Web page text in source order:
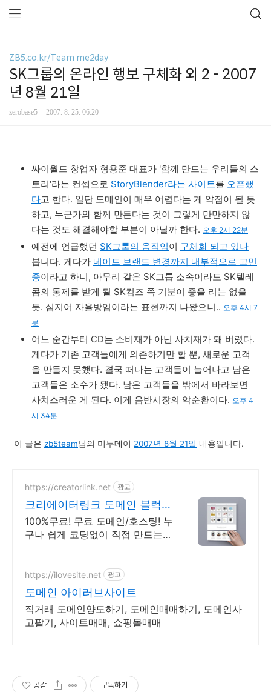
ZB5.co.kr/Team me2day
SK그룹의 온라인 행보 구체화 외 2 - 2007
년 8월 21일
zerobase5 2007. 8. 25. 06:20
싸이월드 창업자 형용준 대표가 '함께 만드는 우리들의 스
토리'라는 컨셉으로 StoryBlender라는 사이트를 오픈했
다고 한다. 일단 도메인이 매우 어렵다는 게 약점이 될 듯
하고, 누군가와 함께 만든다는 것이 그렇게 만만하지 않
다는 것도 해결해야할 부분이 아닐까 한다. 오후 2시 22분
예전에 언급했던 SK그룹의 움직임이 구체화 되고 있나
봅니다. 게다가 네이트 브랜드 변경까지 내부적으로 고민
중이라고 하니, 아무리 같은 SK그룹 소속이라도 SK텔레
콤의 통제를 받게 될 SK컴즈 쪽 기분이 좋을 리는 없을
듯. 심지어 자율방임이라는 표현까지 나왔으니.. 오후 4시 7
분
어느 순간부터 CD는 소비재가 아닌 사치재가 돼 버렸다.
게다가 기존 고객들에게 의존하기만 할 뿐, 새로운 고객
을 만들지 못했다. 결국 떠나는 고객들이 늘어나고 남은
고객들은 소수가 됐다. 남은 고객들을 밖에서 바라보면
사치스러운 게 된다. 이게 음반시장의 악순환이다. 오후 4
시 34분
이 글은 zb5team님의 미투데이 2007년 8월 21일 내용입니다.
https://creatorlink.net 광고
크리에이터링크 도메인 블럭
쌓기로 만드는 홈페이지
100%무료! 무료 도메인/호스팅! 누
구나 쉽게 코딩없이 직접 만드는
업도 크리에이터링크에서.
https://ilovesite.net 광고
도메인 아이러브사이트
직거래 도메인양도하기, 도메인매매하기, 도메인사
고팔기, 사이트매매, 쇼핑몰매매
공감 구독하기